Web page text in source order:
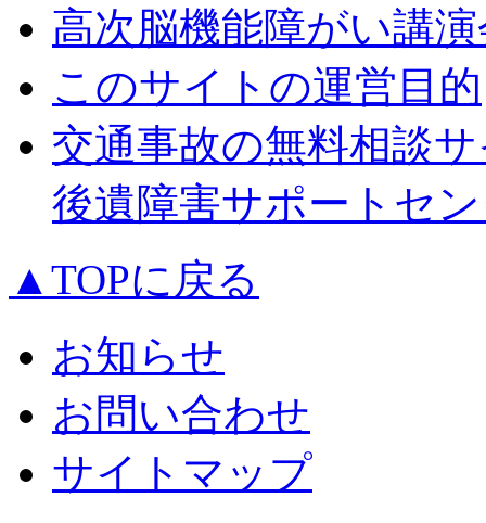
高次脳機能障がい講
このサイトの運営目的
交通事故の無料相談
後遺障害サポートセ
▲TOPに戻る
お知らせ
お問い合わせ
サイトマップ